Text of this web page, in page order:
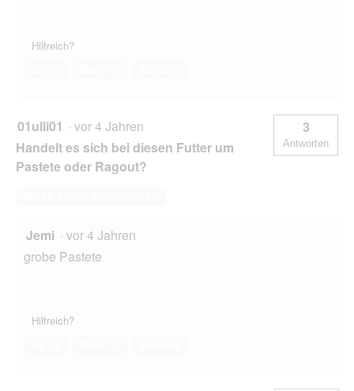
Hilfreich?
01ulli01 · vor 4 Jahren
Handelt es sich bei diesen Futter um
Pastete oder Ragout?
3
Antworten
Jemi · vor 4 Jahren
grobe Pastete
Hilfreich?